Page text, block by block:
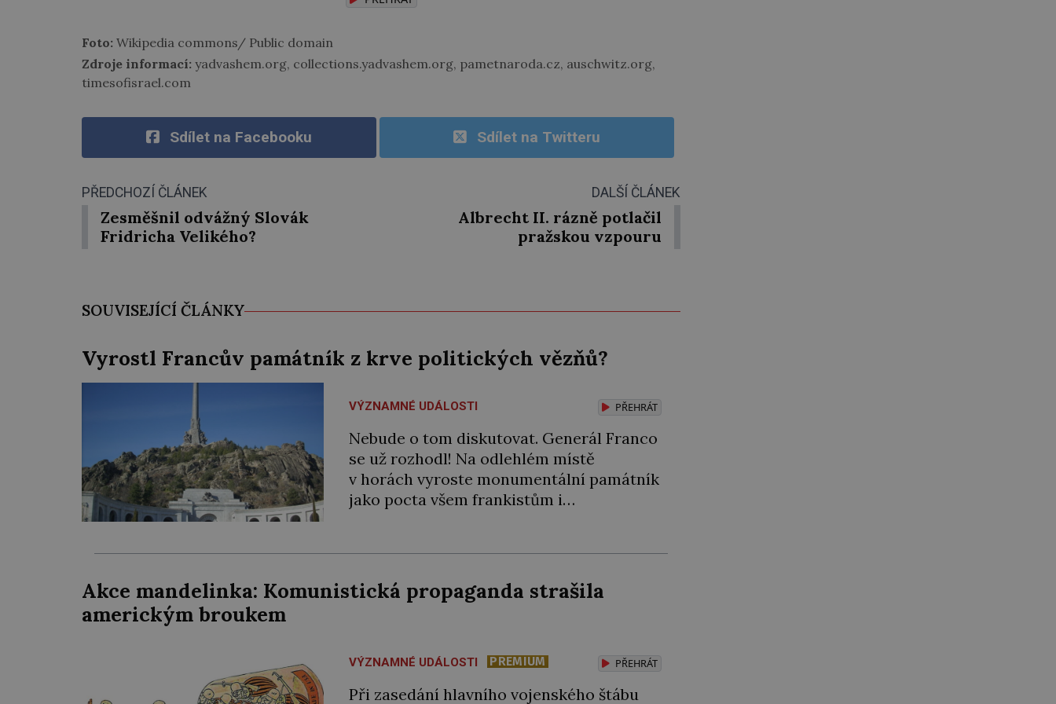
Foto: Wikipedia commons/ Public domain
Zdroje informací: yadvashem.org, collections.yadvashem.org, pametnaroda.cz, auschwitz.org,
timesofisrael.com
Sdílet na Facebooku Sdílet na Twitteru
PŘEDCHOZÍ ČLÁNEK
Zesměšnil odvážný Slovák
Fridricha Velikého?
DALŠÍ ČLÁNEK
Albrecht II. rázně potlačil
pražskou vzpouru
SOUVISEJÍCÍ ČLÁNKY
Vyrostl Francův památník z krve politických vězňů?
VÝZNAMNÉ UDÁLOSTI PŘEHRÁT
Nebude o tom diskutovat. Generál Franco
se už rozhodl! Na odlehlém místě
v horách vyroste monumentální památník
jako pocta všem frankistům i
na stavbě „zaměstná“ politické vězně!
Generál Francisco Franco (1892–1975) to
dokázal. Občanská válka ve Španělsku
Akce mandelinka: Komunistická propaganda strašila
americkým broukem
VÝZNAMNÉ UDÁLOSTI PREMIUM PŘEHRÁT
Při zasedání hlavního vojenského štábu